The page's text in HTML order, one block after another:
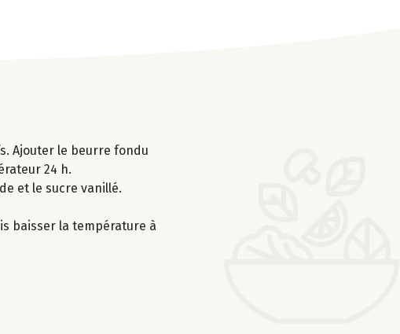
Ajouter le beurre fondu
24 h.
et le sucre vanillé.
baisser la température à